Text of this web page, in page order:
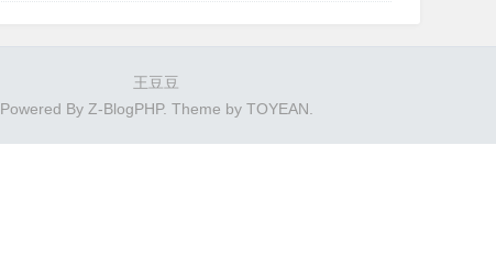
王豆豆
Powered By Z-BlogPHP. Theme by TOYEAN